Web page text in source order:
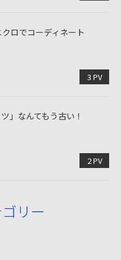
ロでコーディネート
3 PV
」なんてもう古い！
2 PV
リー